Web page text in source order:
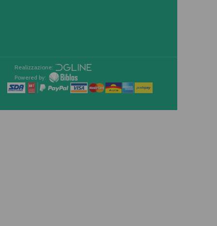
Realizzazione:
Powered by: